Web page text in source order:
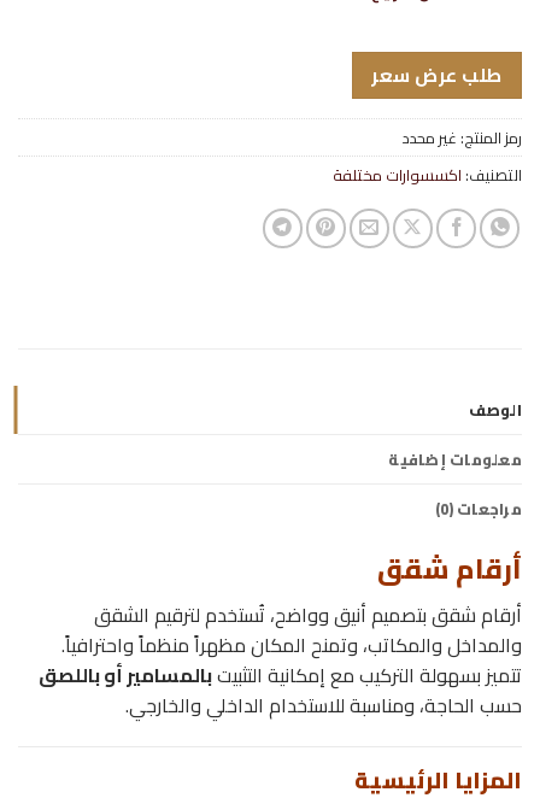
طلب عرض سعر
رمز المنتج: غير محدد
التصنيف: اكسسوارات مختلفة
الوصف
معلومات إضافية
مراجعات (0)
أرقام شقق
أرقام شقق بتصميم أنيق وواضح، تُستخدم لترقيم الشقق
والمداخل والمكاتب، وتمنح المكان مظهراً منظماً واحترافياً.
تتميز بسهولة التركيب مع إمكانية التثبيتبالمسامير أو باللصق
حسب الحاجة، ومناسبة للاستخدام الداخلي والخارجي.
المزايا الرئيسية